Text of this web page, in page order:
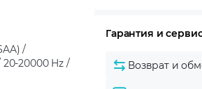
/
20000 Hz /
Гарантия и
Возврат и